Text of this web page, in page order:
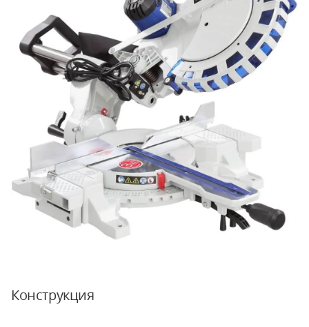
Конструкция